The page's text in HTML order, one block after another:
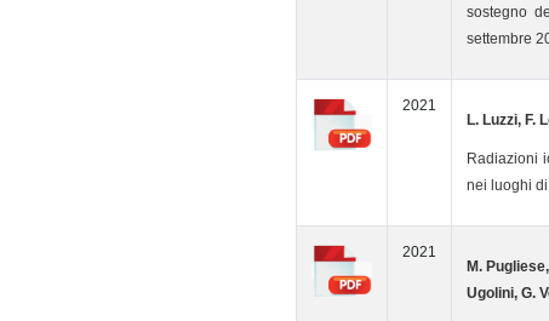
sostegno
settembre
2021
L. Luzzi, F.
Radiazioni
nei luoghi
2021
M.
Ugolini, G.